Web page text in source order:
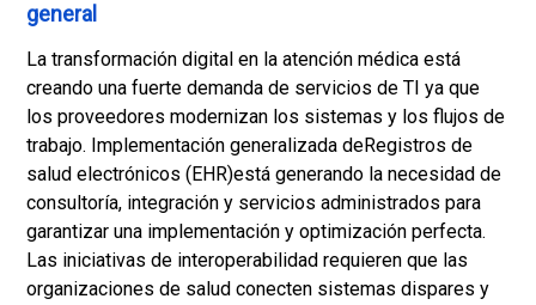
general
La transformación digital en la atención médica está
creando una fuerte demanda de servicios de TI ya que
los proveedores modernizan los sistemas y los flujos de
trabajo. Implementación generalizada deRegistros de
salud electrónicos (EHR)está generando la necesidad de
consultoría, integración y servicios administrados para
garantizar una implementación y optimización perfecta.
Las iniciativas de interoperabilidad requieren que las
organizaciones de salud conecten sistemas dispares y